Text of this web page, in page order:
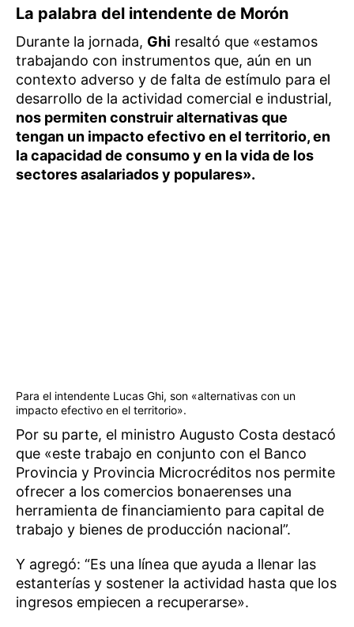
La palabra del intendente de Morón
Durante la jornada, Ghi resaltó que «estamos
trabajando con instrumentos que, aún en un
contexto adverso y de falta de estímulo para el
desarrollo de la actividad comercial e industrial,
nos permiten construir alternativas que
tengan un impacto efectivo en el territorio, en
la capacidad de consumo y en la vida de los
sectores asalariados y populares».
Para el intendente Lucas Ghi, son «alternativas con un
impacto efectivo en el territorio».
Por su parte, el ministro Augusto Costa destacó
que «este trabajo en conjunto con el Banco
Provincia y Provincia Microcréditos nos permite
ofrecer a los comercios bonaerenses una
herramienta de financiamiento para capital de
trabajo y bienes de producción nacional”.
Y agregó: “Es una línea que ayuda a llenar las
estanterías y sostener la actividad hasta que los
ingresos empiecen a recuperarse».